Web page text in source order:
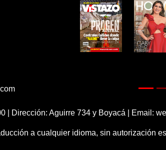
| Dirección: Aguirre 734 y Boyacá | Email:
a cualquier idioma, sin autorización